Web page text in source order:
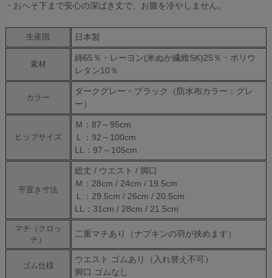
・おへそ下まで安心の深ばき丈で、お腹を冷やしません。
生産国 日本製
素材
綿65％・レーヨン(米ぬか繊維SK)25％・ポリウ
レタン10％
カラー
ダークグレー・ブラック（防水布カラー：グレ
ー）
ヒップサイズ
Ｍ：87～95cm
Ｌ：92～100cm
LL：97～105cm
平置き寸法
総丈 / ウエスト / 脚口
Ｍ：28cm / 24cm / 19.5cm
Ｌ：29.5cm / 26cm / 20.5cm
LL：31cm / 28cm / 21.5cm
マチ（クロッ
チ）
二重マチあり（ナプキンの羽が挟めます）
ゴム仕様
ウエスト ゴムあり（入れ替え不可）
脚口 ゴムなし